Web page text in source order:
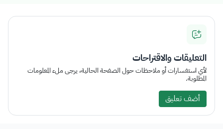
التعليقات والاقتراحات
لأي استفسارات أو ملاحظات حول الصفحة الحالية، يرجى ملء المعلومات
المطلوبة.
أضف تعليق